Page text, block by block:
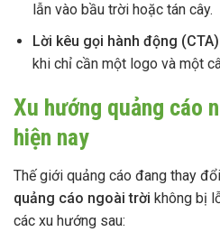
lẫn vào bầu trời hoặc tán cây.
Lời kêu gọi hành động
khi chỉ cần một logo và một
Xu hướng quảng cáo
hiện nay
Thế giới quảng cáo đang thay
quảng cáo ngoài trời không bị
các xu hướng sau: